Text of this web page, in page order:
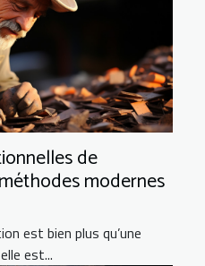
de
modernes
est bien plus qu’une
est...